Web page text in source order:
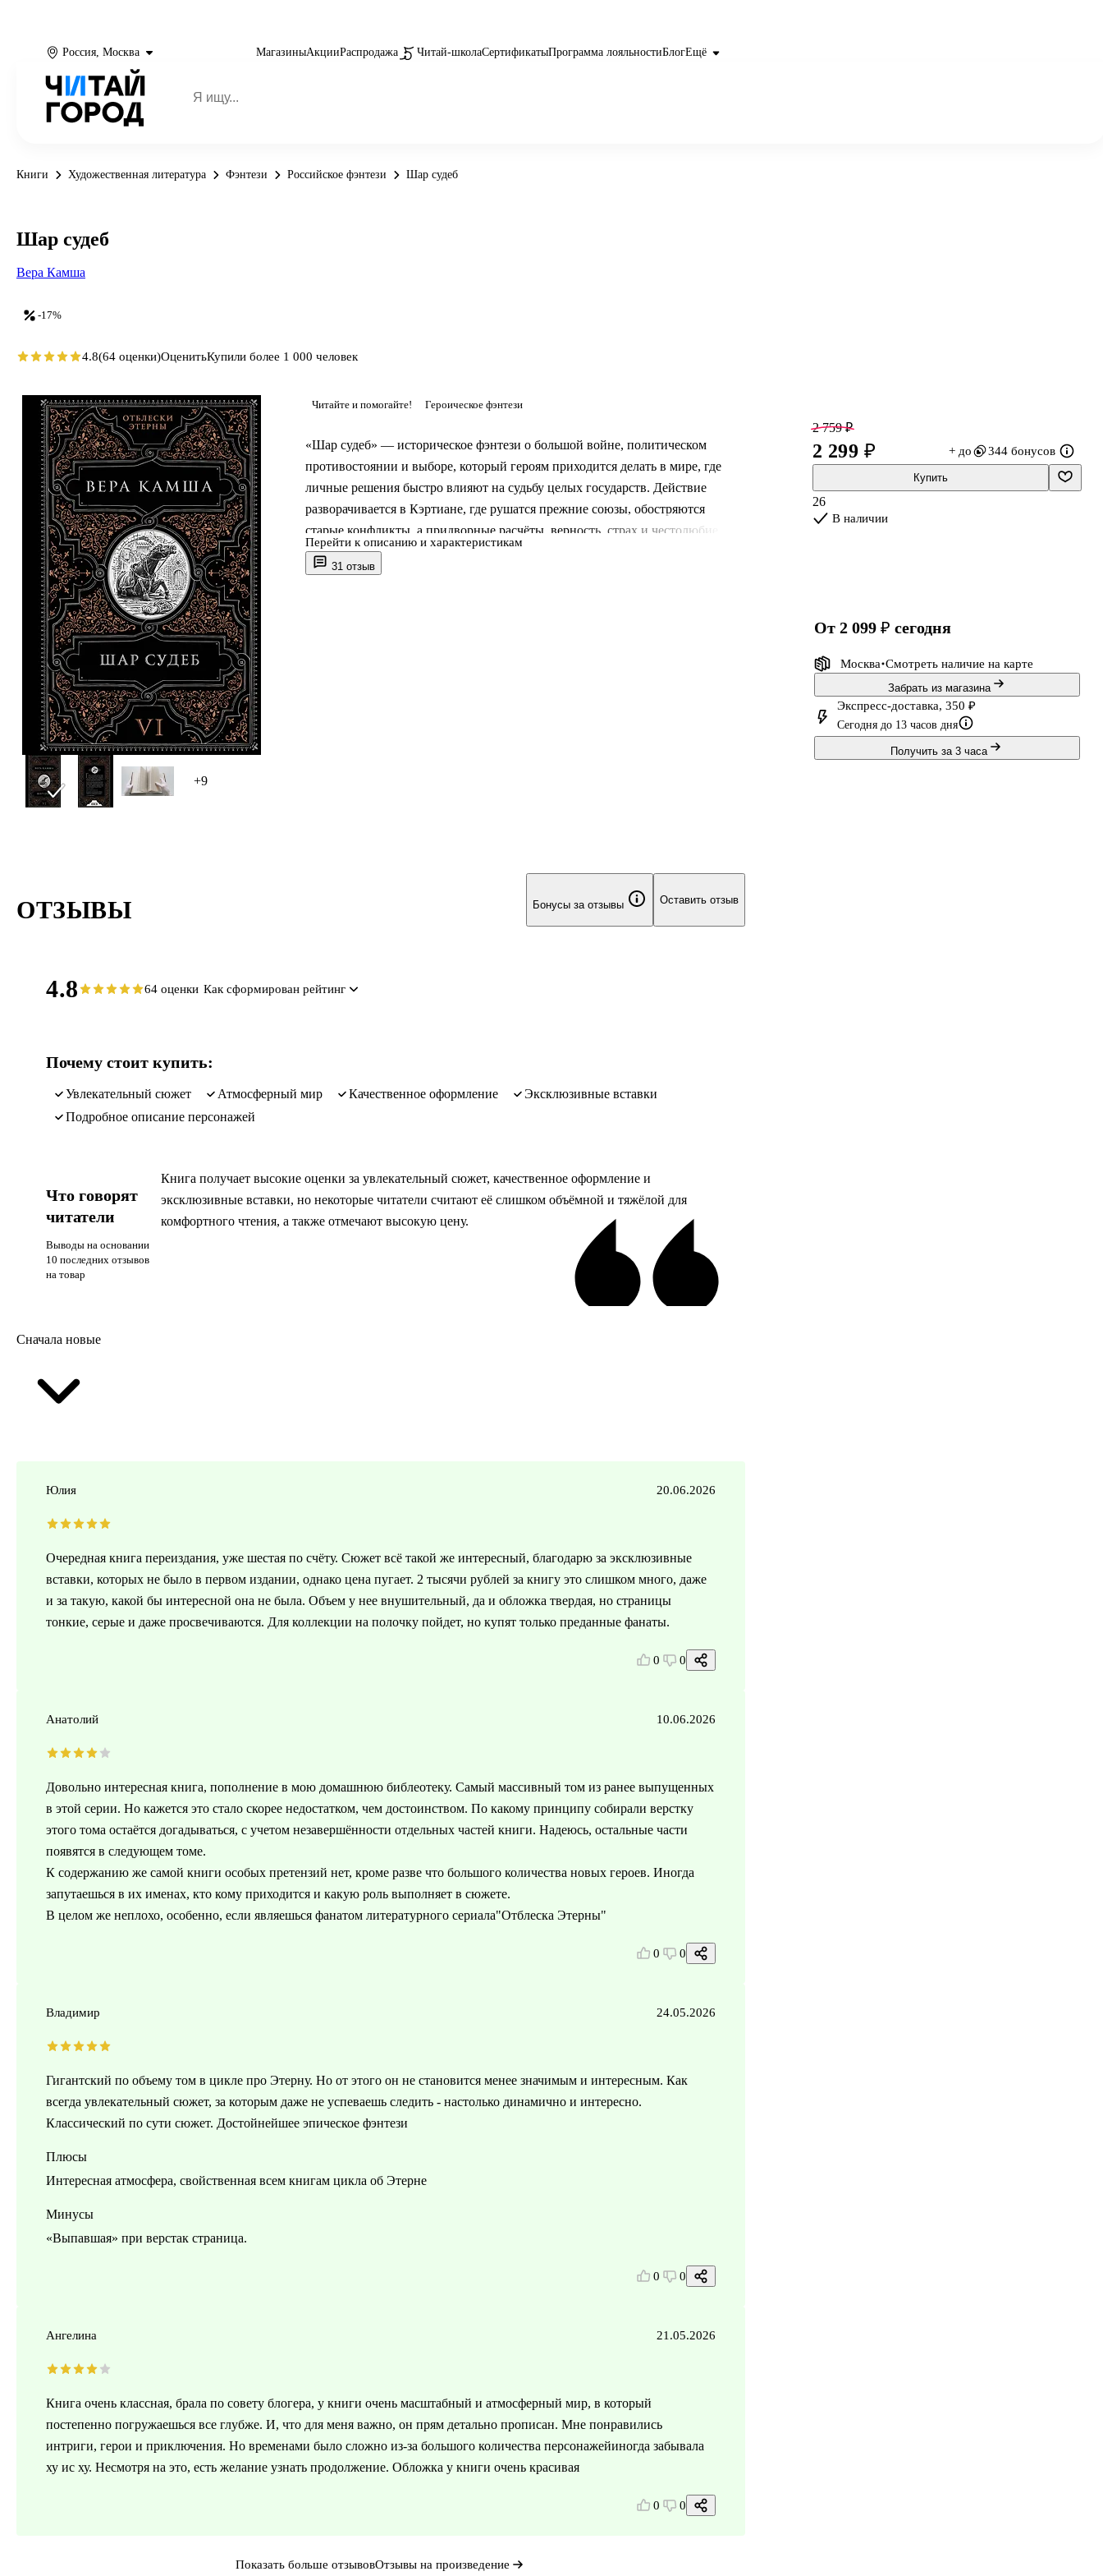
Россия, Москва МагазиныАкцииРаспродажа Читай-школаСертификатыПрограмма лояльностиБлогЕщё
Книги Художественная литература Фэнтези Российское фэнтези Шар судеб
+9
31 отзыв
Читайте и помогайте! Героическое фэнтези
«Шар судеб» — историческое фэнтези о большой войне, политическом
противостоянии и выборе, который героям приходится делать в мире, где
личные решения быстро влияют на судьбу целых государств. Действие
разворачивается в Кэртиане, где рушатся прежние союзы, обостряются
старые конфликты, а придворные расчёты, верность, страх и честолюбие
оказываются не менее важны, чем сила армий. Это одна из ключевых книг
цикла «Отблески Этерны»: здесь масштаб событий заметно расширяется, а
Перейти к описанию и характеристикам
-17%
Шар судеб
Вера Камша
4.8(64 оценки)ОценитьКупили более 1 000 человек
2 759 ₽
2 299 ₽ + до 344 бонусов
Купить
26
В наличии
от 2 099 ₽ сегодня
Москва Смотреть наличие на карте
Забрать из магазина
Экспресс-доставка, 350 ₽
Сегодня до 13 часов дня
Получить за 3 часа
ОТЗЫВЫ Бонусы за отзывы Оставить отзыв
4.8 64 оценки Как сформирован рейтинг
Почему стоит купить:
увлекательный сюжет атмосферный мир качественное оформление
эксклюзивные вставки
подробное описание персонажей
Что говорят
читатели
Выводы на основании
10 последних отзывов
на товар
Книга получает высокие оценки за увлекательный сюжет, качественное оформление и
эксклюзивные вставки, но некоторые читатели считают её слишком объёмной и тяжёлой для
комфортного чтения, а также отмечают высокую цену.
Сначала новые
Юлия 20.06.2026
Очередная книга переиздания, уже шестая по счёту. Сюжет всё такой же интересный, благодарю за эксклюзивные
вставки, которых не было в первом издании, однако цена пугает. 2 тысячи рублей за книгу это слишком много, даже
и за такую, какой бы интересной она не была. Объем у нее внушительный, да и обложка твердая, но страницы
тонкие, серые и даже просвечиваются. Для коллекции на полочку пойдет, но купят только преданные фанаты.
0 0
Анатолий 10.06.2026
Довольно интересная книга, пополнение в мою домашнюю библеотеку. Самый массивный том из ранее выпущенных
в этой серии. Но кажется это стало скорее недостатком, чем достоинством. По какому принципу собирали верстку
этого тома остаётся догадываться, с учетом незавершённости отдельных частей книги. Надеюсь, остальные части
появятся в следующем томе.
К содержанию же самой книги особых претензий нет, кроме разве что большого количества новых героев. Иногда
запутаешься в их именах, кто кому приходится и какую роль выполняет в сюжете.
В целом же неплохо, особенно, если являешься фанатом литературного сериала"Отблеска Этерны"
0 0
Владимир 24.05.2026
Гигантский по объему том в цикле про Этерну. Но от этого он не становится менее значимым и интересным. Как
всегда увлекательный сюжет, за которым даже не успеваешь следить - настолько динамично и интересно.
Классический по сути сюжет. Достойнейшее эпическое фэнтези
Плюсы
Интересная атмосфера, свойственная всем книгам цикла об Этерне
Минусы
«Выпавшая» при верстак страница.
0 0
Ангелина 21.05.2026
Книга очень классная, брала по совету блогера, у книги очень масштабный и атмосферный мир, в который
постепенно погружаешься все глубже. И, что для меня важно, он прям детально прописан. Мне понравились
интриги, герои и приключения. Но временами было сложно из-за большого количества персонажейиногда забывала
ху ис ху. Несмотря на это, есть желание узнать продолжение. Обложка у книги очень красивая
0 0
Показать больше отзывовОтзывы на произведение